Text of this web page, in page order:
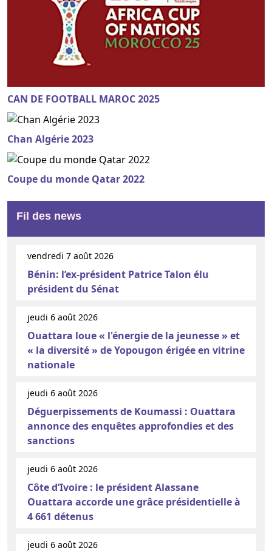
CAN DE FOOTBALL MAROC 2025
Chan Algérie 2023
Coupe du monde Qatar 2022
Fil des news
vendredi 7 août 2026
Bénin: l’ex-président Patrice Talon élu
président du Sénat
jeudi 6 août 2026
Ouattara loue « l'énergie de la jeunesse » et
« la diversité » de Yopougon érigée en vitrine
nationale
jeudi 6 août 2026
Déguerpissements de Koumassi : Ouattara
annonce des enquêtes approfondies et des
sanctions
jeudi 6 août 2026
Côte d’Ivoire : le président Alassane
Ouattara accorde une grâce présidentielle à
4 661 détenus
jeudi 6 août 2026